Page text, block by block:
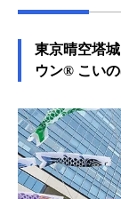
東京晴空塔
ウン® こいの